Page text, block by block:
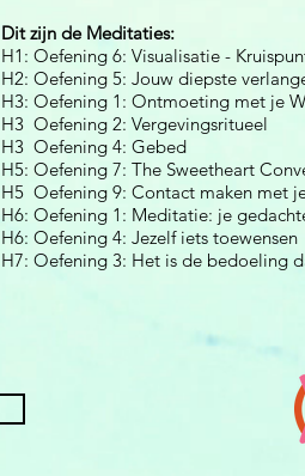
Dit zijn de Meditaties:
H1: Oefening 6: Visualisatie -
H2: Oefening 5: Jouw diepste
H3: Oefening 1: Ontmoeting met je
H3 Oefening 2: Vergevingsritueel
H3 Oefening 4: Gebed
H5: Oefening 7: The Sweetheart
H5 Oefening 9: Contact maken met
H6: Oefening 1: Meditatie: je
H6: Oefening 4: Jezelf iets toewensen
H7: Oefening 3: Het is de bedoeling